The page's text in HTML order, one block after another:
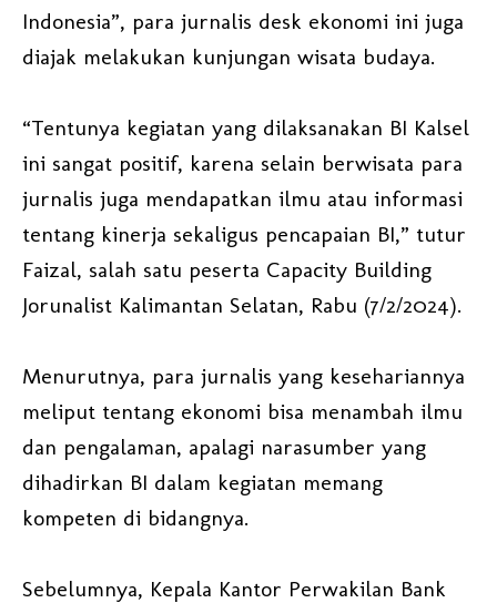
Indonesia”, para jurnalis desk ekonomi ini juga
diajak melakukan kunjungan wisata budaya.
“Tentunya kegiatan yang dilaksanakan BI Kalsel
ini sangat positif, karena selain berwisata para
jurnalis juga mendapatkan ilmu atau informasi
tentang kinerja sekaligus pencapaian BI,” tutur
Faizal, salah satu peserta Capacity Building
Jorunalist Kalimantan Selatan, Rabu (7/2/2024).
Menurutnya, para jurnalis yang kesehariannya
meliput tentang ekonomi bisa menambah ilmu
dan pengalaman, apalagi narasumber yang
dihadirkan BI dalam kegiatan memang
kompeten di bidangnya.
Sebelumnya, Kepala Kantor Perwakilan Bank